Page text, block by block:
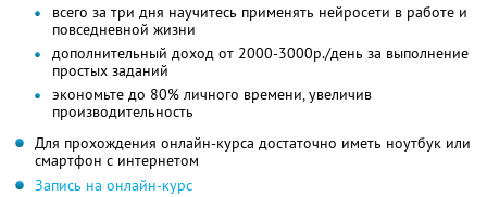
всего за три дня научитесь применять нейросети в работе и
повседневной жизни
дополнительный доход от 2000-3000р./день за выполнение
простых заданий
экономьте до 80% личного времени, увеличив
производительность
Для прохождения онлайн-курса достаточно иметь ноутбук или
смартфон с интернетом
Запись на онлайн-курс